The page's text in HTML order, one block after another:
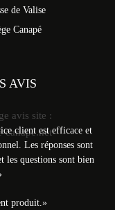
de Valise
Canapé
AVIS
client est efficace et
Les réponses sont
les questions sont bien
produit. »